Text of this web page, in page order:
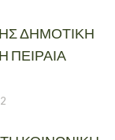
ΔΗΜΟΤΙΚΗ
ΠΕΙΡΑΙΑ